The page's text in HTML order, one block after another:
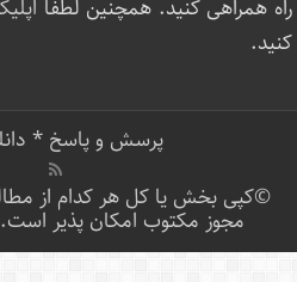
راه همراهی کنید. همچنین لطفا
کنید.
پرسش و پاسخ*
مجوز مکتوب امکان پذیر است. از سال